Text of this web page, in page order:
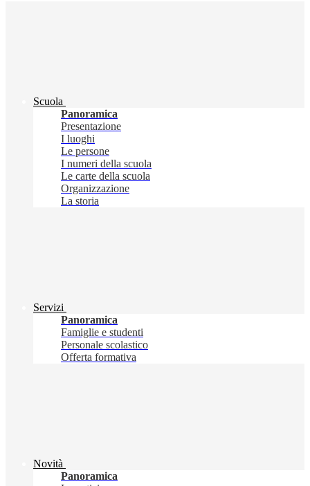
Scuola
Panoramica
Presentazione
I luoghi
Le persone
I numeri della scuola
Le carte della scuola
Organizzazione
La storia
Servizi
Panoramica
Famiglie e studenti
Personale scolastico
Offerta formativa
Novità
Panoramica